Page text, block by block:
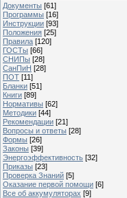
Документы [61]
Программы [16]
Инструкции [93]
Положения [25]
Правила [120]
ГОСТы [66]
СНИПы [28]
СанПиН [28]
ПОТ [11]
Бланки [51]
Книги [89]
Нормативы [62]
Методики [44]
Рекомендации [21]
Вопросы и ответы [28]
Формы [26]
Законы [39]
Энергоэффективность [32]
Приказы [23]
Проверка Знаний [5]
Оказание первой помощи [6]
Все об аккумуляторах [9]